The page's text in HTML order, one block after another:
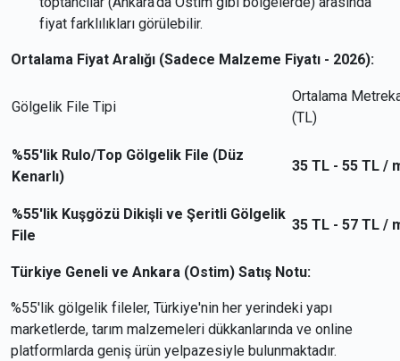
fiyat farklılıkları görülebilir.
Ortalama Fiyat Aralığı (Sadece Malzeme Fiyatı - 2026):
Gölgelik File Tipi
Ortalama
(TL)
%55'lik Rulo/Top Gölgelik File (Düz
Kenarlı)
35 TL - 55 TL /
%55'lik Kuşgözü Dikişli ve Şeritli Gölgelik
File
35 TL - 57 TL /
Türkiye Geneli ve Ankara (Ostim) Satış Notu:
%55'lik gölgelik fileler, Türkiye'nin her yerindeki yapı
marketlerde, tarım malzemeleri dükkanlarında ve online
platformlarda geniş ürün yelpazesiyle bulunmaktadır.